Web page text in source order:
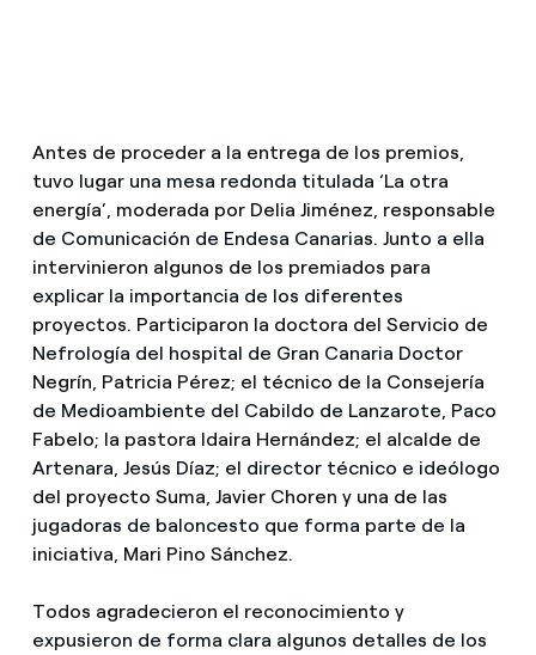
Antes de proceder a la entrega de los premios,
tuvo lugar una mesa redonda titulada ‘La otra
energía’, moderada por Delia Jiménez, responsable
de Comunicación de Endesa Canarias. Junto a ella
intervinieron algunos de los premiados para
explicar la importancia de los diferentes
proyectos. Participaron la doctora del Servicio de
Nefrología del hospital de Gran Canaria Doctor
Negrín, Patricia Pérez; el técnico de la Consejería
de Medioambiente del Cabildo de Lanzarote, Paco
Fabelo; la pastora Idaira Hernández; el alcalde de
Artenara, Jesús Díaz; el director técnico e ideólogo
del proyecto Suma, Javier Choren y una de las
jugadoras de baloncesto que forma parte de la
iniciativa, Mari Pino Sánchez.
Todos agradecieron el reconocimiento y
expusieron de forma clara algunos detalles de los